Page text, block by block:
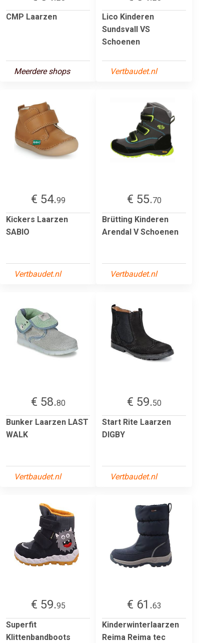
CMP Laarzen
Meerdere shops
Lico Kinderen
Sundsvall VS
Schoenen
Vertbaudet.nl
€ 54.99
Kickers Laarzen
SABIO
Vertbaudet.nl
€ 55.70
Brütting Kinderen
Arendal V Schoenen
Vertbaudet.nl
€ 58.80
Bunker Laarzen LAST
WALK
Vertbaudet.nl
€ 59.50
Start Rite Laarzen
DIGBY
Vertbaudet.nl
€ 59.95
Superfit
Klittenbandboots
€ 61.63
Kinderwinterlaarzen
Reima Reima tec